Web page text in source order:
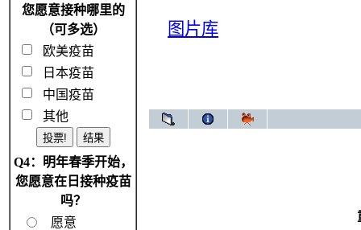
您愿意接种哪里的
（可多选）
欧美疫苗
日本疫苗
中国疫苗
其他
Q4：明年春季开始，
您愿意在日接种疫苗
吗？
愿意
图片库